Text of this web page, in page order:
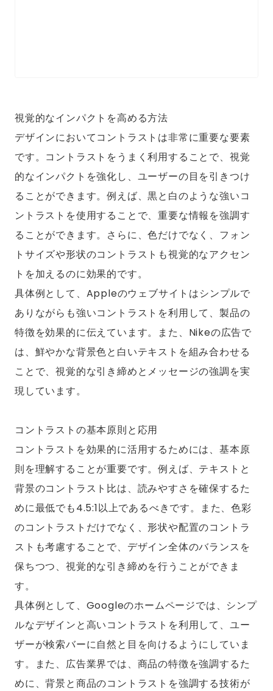
視覚的なインパクトを高める方法
デザインにおいてコントラストは非常に重要な要素
です。コントラストをうまく利用することで、視覚
的なインパクトを強化し、ユーザーの目を引きつけ
ることができます。例えば、黒と白のような強いコ
ントラストを使用することで、重要な情報を強調す
ることができます。さらに、色だけでなく、フォン
トサイズや形状のコントラストも視覚的なアクセン
トを加えるのに効果的です。
具体例として、Appleのウェブサイトはシンプルで
ありながらも強いコントラストを利用して、製品の
特徴を効果的に伝えています。また、Nikeの広告で
は、鮮やかな背景色と白いテキストを組み合わせる
ことで、視覚的な引き締めとメッセージの強調を実
現しています。
コントラストの基本原則と応用
コントラストを効果的に活用するためには、基本原
則を理解することが重要です。例えば、テキストと
背景のコントラスト比は、読みやすさを確保するた
めに最低でも4.5:1以上であるべきです。また、色彩
のコントラストだけでなく、形状や配置のコントラ
ストも考慮することで、デザイン全体のバランスを
保ちつつ、視覚的な引き締めを行うことができま
す。
具体例として、Googleのホームページでは、シンプ
ルなデザインと高いコントラストを利用して、ユー
ザーが検索バーに自然と目を向けるようにしていま
す。また、広告業界では、商品の特徴を強調するた
めに、背景と商品のコントラストを強調する技術が